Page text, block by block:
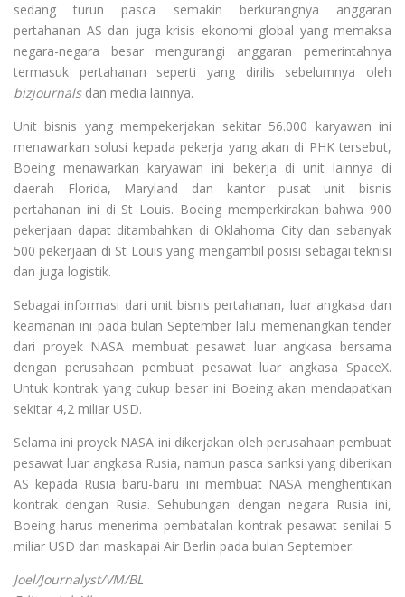
sedang turun pasca semakin berkurangnya anggaran
pertahanan AS dan juga krisis ekonomi global yang memaksa
negara-negara besar mengurangi anggaran pemerintahnya
termasuk pertahanan seperti yang dirilis sebelumnya oleh
bizjournalsdan media lainnya.
Unit bisnis yang mempekerjakan sekitar 56.000 karyawan ini
menawarkan solusi kepada pekerja yang akan di PHK tersebut,
Boeing menawarkan karyawan ini bekerja di unit lainnya di
daerah Florida, Maryland dan kantor pusat unit bisnis
pertahanan ini di St Louis. Boeing memperkirakan bahwa 900
pekerjaan dapat ditambahkan di Oklahoma City dan sebanyak
500 pekerjaan di St Louis yang mengambil posisi sebagai teknisi
dan juga logistik.
Sebagai informasi dari unit bisnis pertahanan, luar angkasa dan
keamanan ini pada bulan September lalu memenangkan tender
dari proyek NASA membuat pesawat luar angkasa bersama
dengan perusahaan pembuat pesawat luar angkasa SpaceX.
Untuk kontrak yang cukup besar ini Boeing akan mendapatkan
sekitar 4,2 miliar USD.
Selama ini proyek NASA ini dikerjakan oleh perusahaan pembuat
pesawat luar angkasa Rusia, namun pasca sanksi yang diberikan
AS kepada Rusia baru-baru ini membuat NASA menghentikan
kontrak dengan Rusia. Sehubungan dengan negara Rusia ini,
Boeing harus menerima pembatalan kontrak pesawat senilai 5
miliar USD dari maskapai Air Berlin pada bulan September.
Joel/Journalyst/VM/BL